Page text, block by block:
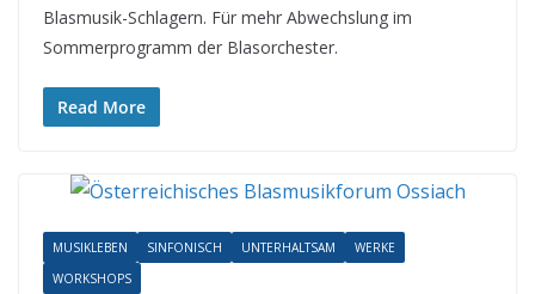
Blasmusik-Schlagern. Für mehr Abwechslung im
Sommerprogramm der Blasorchester.
Read More
MUSIKLEBEN SINFONISCH UNTERHALTSAM
WERKE
WORKSHOPS